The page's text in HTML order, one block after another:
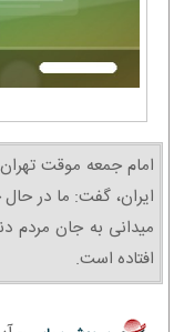
امام جمعه موقت
ایران، گفت: ما در
میدانی به جان مردم
افتاده است.